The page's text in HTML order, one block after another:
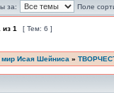
за: Поле
из 1 [ Тем: 6 ]
Исая Шейниса »